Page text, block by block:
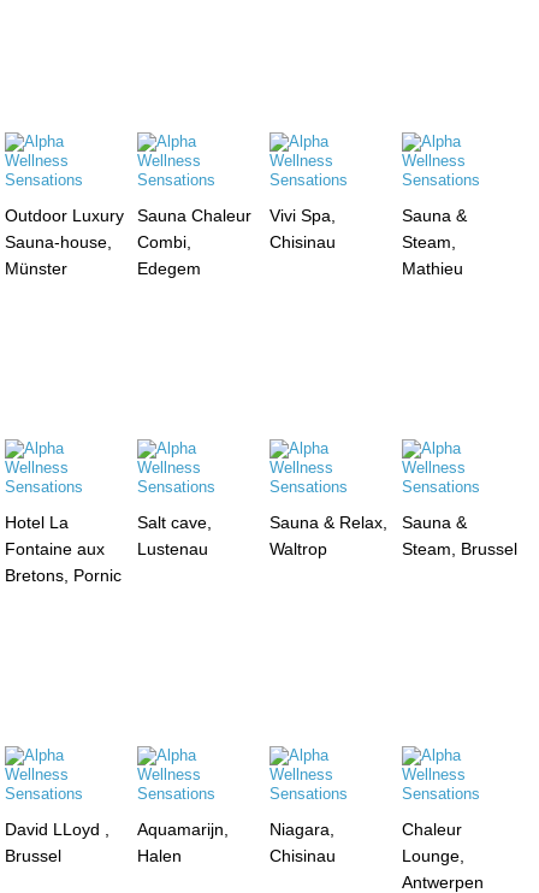
Outdoor Luxury
Sauna-house,
Münster
Sauna Chaleur
Combi,
Edegem
Vivi Spa,
Chisinau
Sauna &
Steam,
Mathieu
Hotel La
Fontaine aux
Bretons, Pornic
Salt cave,
Lustenau
Sauna & Relax,
Waltrop
Sauna &
Steam, Brussel
David LLoyd ,
Brussel
Aquamarijn,
Halen
Niagara,
Chisinau
Chaleur
Lounge,
Antwerpen